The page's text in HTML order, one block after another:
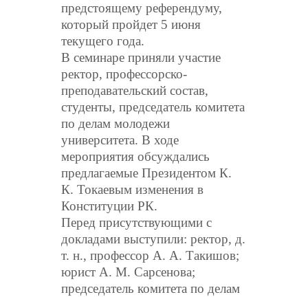
предстоящему референдуму,
который пройдет 5 июня
текущего года.
В семинаре приняли участие
ректор, профессорско-
преподавательский состав,
студенты, председатель комитета
по делам молодежи
университета. В ходе
мероприятия обсуждались
предлагаемые Президентом К.
К. Токаевым изменения в
Конституции РК.
Перед присутствующими с
докладами выступили: ректор, д.
т. н., профессор А. А. Такишов;
юрист А. М. Сарсенова;
председатель комитета по делам